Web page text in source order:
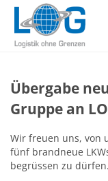
Übergabe
Gruppe an
Wir freuen uns, von
fünf brandneue
begrüssen zu dürfen.